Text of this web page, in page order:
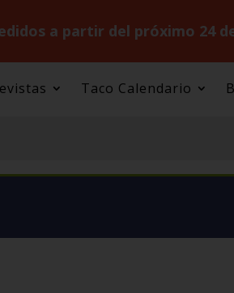
a partir del próximo 24
Taco Calendario